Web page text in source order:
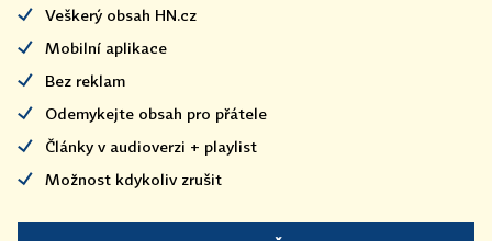
Veškerý obsah HN.cz
Mobilní aplikace
Bez reklam
Odemykejte obsah pro přátele
Články v audioverzi + playlist
Možnost kdykoliv zrušit